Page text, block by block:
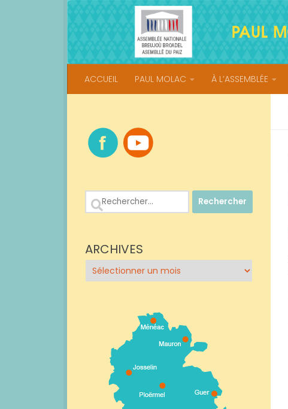
Skip to content
ACCUEIL PAUL MOLAC À L’ASSEMBLÉE
Rechercher :
ARCHIVES
Archives